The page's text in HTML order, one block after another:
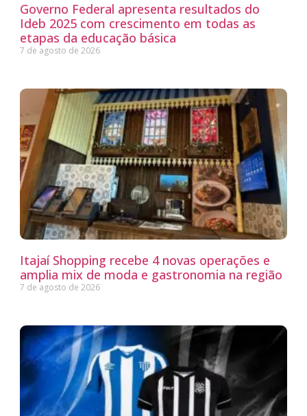
Governo Federal apresenta resultados do
Ideb 2025 com crescimento em todas as
etapas da educação básica
7 de agosto de 2026
Itajaí Shopping recebe 4 novas operações e
amplia mix de moda e gastronomia na região
7 de agosto de 2026